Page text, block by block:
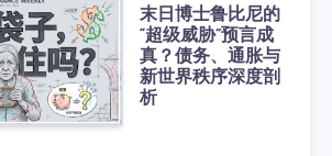
末日博士鲁比尼的
“超级威胁”预言成
真？债务、通胀与
新世界秩序深度剖
析